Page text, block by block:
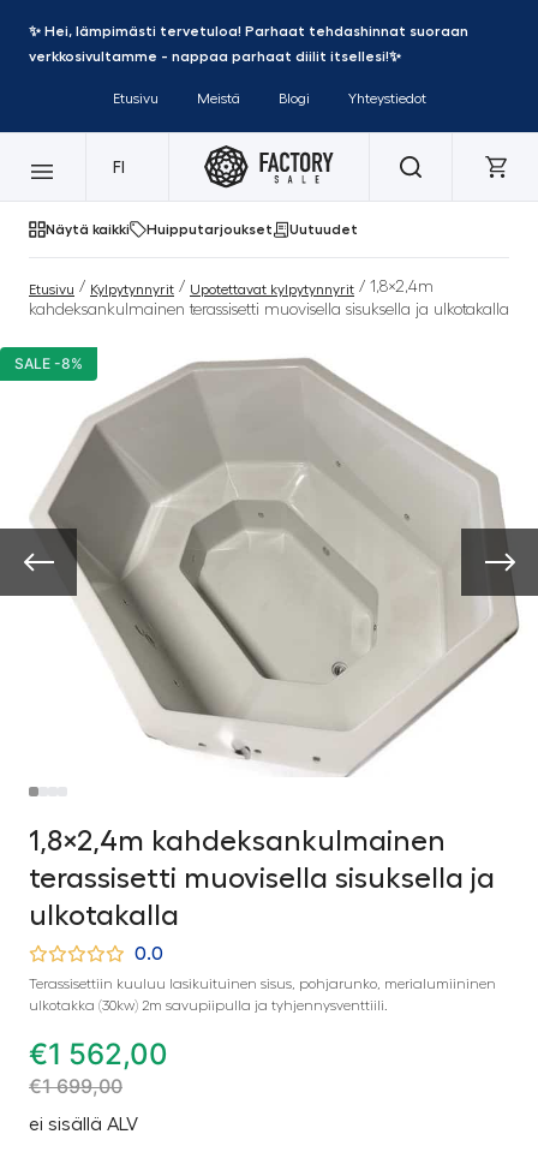
✨ Hei, lämpimästi tervetuloa! Parhaat tehdashinnat suoraan
verkkosivultamme - nappaa parhaat diilit itsellesi!✨
Etusivu Meistä Blogi Yhteystiedot
FI
Näytä kaikki Huipputarjoukset Uutuudet
Etusivu / Kylpytynnyrit / Upotettavat kylpytynnyrit / 1,8×2,4m
kahdeksankulmainen terassisetti muovisella sisuksella ja ulkotakalla
SALE -8%
1,8×2,4m kahdeksankulmainen
terassisetti muovisella sisuksella ja
ulkotakalla
0.0
Terassisettiin kuuluu lasikuituinen sisus, pohjarunko, merialumiininen
ulkotakka (30kw) 2m savupiipulla ja tyhjennysventtiili.
€1 562,00
€1 699,00
ei sisällä ALV